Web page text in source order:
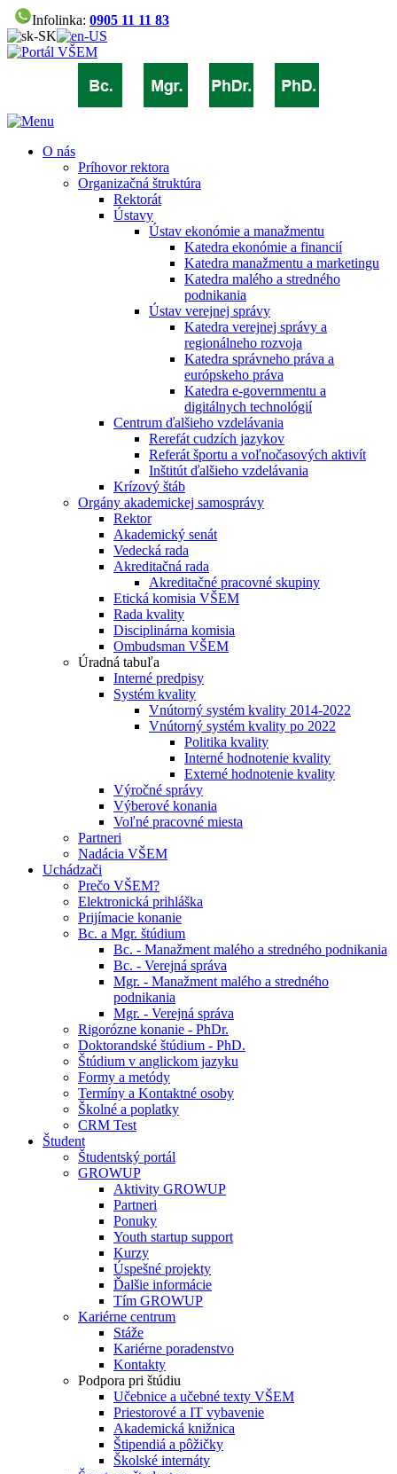
Infolinka: 0905 11 11 83
O nás
Príhovor rektora
Organizačná štruktúra
Rektorát
Ústavy
Ústav ekonómie a manažmentu
Katedra ekonómie a financií
Katedra manažmentu a marketingu
Katedra malého a stredného
podnikania
Ústav verejnej správy
Katedra verejnej správy a
regionálneho rozvoja
Katedra správneho práva a
európskeho práva
Katedra e-governmentu a
digitálnych technológií
Centrum ďalšieho vzdelávania
Rerefát cudzích jazykov
Referát športu a voľnočasových aktivít
Inštitút ďalšieho vzdelávania
Krízový štáb
Orgány akademickej samosprávy
Rektor
Akademický senát
Vedecká rada
Akreditačná rada
Akreditačné pracovné skupiny
Etická komisia VŠEM
Rada kvality
Disciplinárna komisia
Ombudsman VŠEM
Úradná tabuľa
Interné predpisy
Systém kvality
Vnútorný systém kvality 2014-2022
Vnútorný systém kvality po 2022
Politika kvality
Interné hodnotenie kvality
Externé hodnotenie kvality
Výročné správy
Výberové konania
Voľné pracovné miesta
Partneri
Nadácia VŠEM
Uchádzači
Prečo VŠEM?
Elektronická prihláška
Prijímacie konanie
Bc. a Mgr. štúdium
Bc. - Manažment malého a stredného podnikania
Bc. - Verejná správa
Mgr. - Manažment malého a stredného
podnikania
Mgr. - Verejná správa
Rigorózne konanie - PhDr.
Doktorandské štúdium - PhD.
Štúdium v anglickom jazyku
Formy a metódy
Termíny a Kontaktné osoby
Školné a poplatky
CRM Test
Študent
Študentský portál
GROWUP
Aktivity GROWUP
Partneri
Ponuky
Youth startup support
Kurzy
Úspešné projekty
Ďalšie informácie
Tím GROWUP
Kariérne centrum
Stáže
Kariérne poradenstvo
Kontakty
Podpora pri štúdiu
Učebnice a učebné texty VŠEM
Priestorové a IT vybavenie
Akademická knižnica
Štipendiá a pôžičky
Školské internáty